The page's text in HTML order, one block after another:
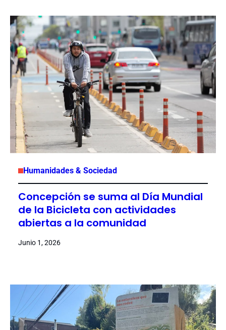
Humanidades & Sociedad
Concepción se suma al Día Mundial
de la Bicicleta con actividades
abiertas a la comunidad
Junio 1, 2026